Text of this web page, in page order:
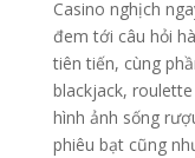
Casino nghịch
đem tới câu hỏi
tiên tiến, cùng
blackjack,
hình ảnh sống
phiêu bạt cũng